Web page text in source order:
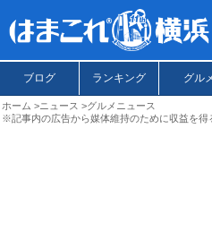
ブログ ランキング グル
ホーム ニュース
グルメニュース
※記事内の広告から媒体維持のために収益を得